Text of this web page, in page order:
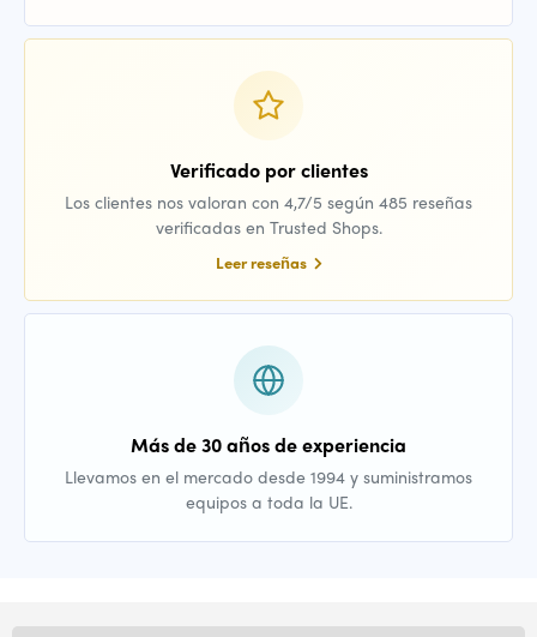
Verificado por clientes
Los clientes nos valoran con 4,7/5 según 485 reseñas
verificadas en Trusted Shops.
Leer reseñas
Más de 30 años de experiencia
Llevamos en el mercado desde 1994 y suministramos
equipos a toda la UE.